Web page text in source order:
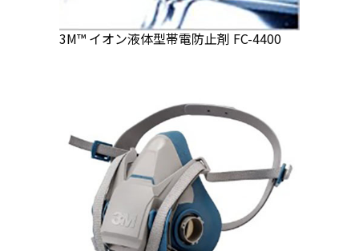
3M™ イオン液体型帯電防止剤 FC-4400